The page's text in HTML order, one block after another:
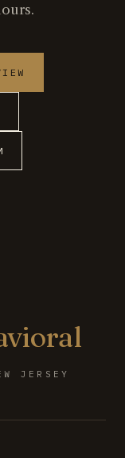
JERSEY